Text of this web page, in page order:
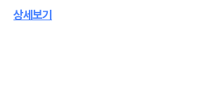
스트레스 안받게 힘들지 않게 해주시는거
상세보기